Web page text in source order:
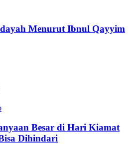
Menurut Ibnul Qayyim
Besar di Hari Kiamat
Dihindari